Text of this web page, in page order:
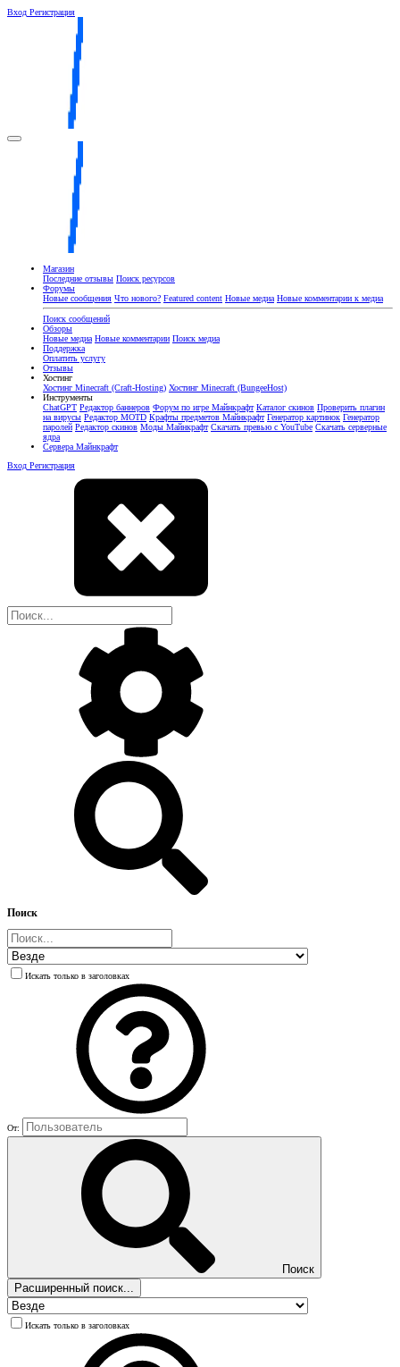
Вход Регистрация
Магазин
Последние отзывы Поиск ресурсов
Форумы
Новые сообщения Что нового? Featured content Новые медиа Новые комментарии к медиа
Поиск сообщений
Обзоры
Новые медиа Новые комментарии Поиск медиа
Поддержка
Оплатить услугу
Отзывы
Хостинг
Хостинг Minecraft (Craft-Hosting) Хостинг Minecraft (BungeeHost)
Инструменты
ChatGPT Редактор баннеров Форум по игре Майнкрафт Каталог скинов Проверить плагин
на вирусы Редактор MOTD Крафты предметов Майнкрафт Генератор картинок Генератор
паролей Редактор скинов Моды Майнкрафт Скачать превью с YouTube Скачать серверные
ядра
Сервера Майнкрафт
Вход Регистрация
Поиск
Искать только в заголовках
От:
Поиск
Расширенный поиск...
Искать только в заголовках